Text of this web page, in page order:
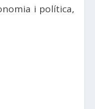
i política,